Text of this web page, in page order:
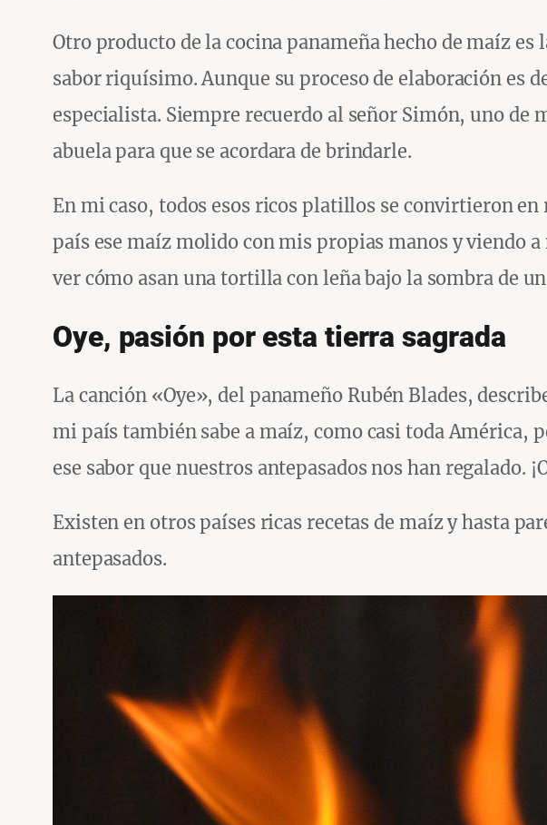
Otro producto de la cocina panameña hecho de maíz
sabor riquísimo. Aunque su proceso de elaboración es
especialista. Siempre recuerdo al señor Simón, uno de
abuela para que se acordara de brindarle.
En mi caso, todos esos ricos platillos se convirtieron
país ese maíz molido con mis propias manos y viendo
ver cómo asan una tortilla con leña bajo la sombra de
Oye, pasión por esta tierra sagrada
La canción «Oye», del panameño Rubén Blades,
mi país también sabe a maíz, como casi toda América,
ese sabor que nuestros antepasados nos han regalado.
Existen en otros países ricas recetas de maíz y hasta
antepasados.